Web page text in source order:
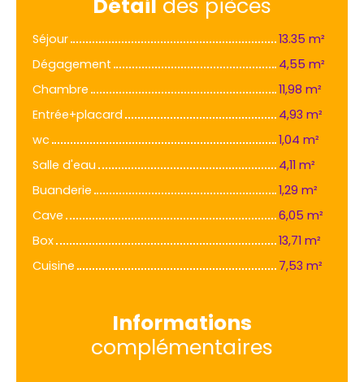
Détail des pièces
Séjour
13.35 m²
Dégagement
4,55 m²
Chambre
11,98 m²
Entrée+placard
4,93 m²
wc
1,04 m²
Salle d'eau
4,11 m²
Buanderie
1,29 m²
Cave
6,05 m²
Box
13,71 m²
Cuisine
7,53 m²
Informations
complémentaires